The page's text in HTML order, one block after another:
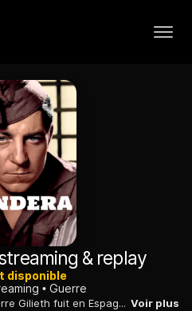
& replay
disponible
Guerre
Après avoir tué un homme, Pierre Gilieth fuit en Espagne et s'engage dans la Légion étrangère. Il est affecté à la troisième bandera, stationnée au Maroc. En plein désert, les légionnaires mènent une existence difficile et dangereuse... Voir plus